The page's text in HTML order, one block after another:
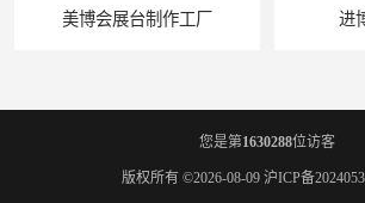
进博会展览工厂 家
您是第1630288位访客
版权所有 ©2026-08-09 沪ICP备